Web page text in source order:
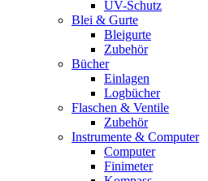
UV-Schutz
Blei & Gurte
Bleigurte
Zubehör
Bücher
Einlagen
Logbücher
Flaschen & Ventile
Zubehör
Instrumente & Computer
Computer
Finimeter